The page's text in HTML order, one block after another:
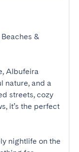
&
Albufeira
nature, and a
streets, cozy
it’s the perfect
nightlife on the